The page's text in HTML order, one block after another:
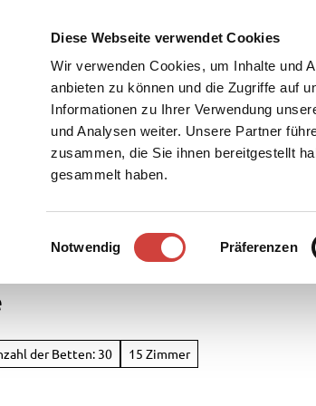
Diese Webseite verwendet Cookies
Wir verwenden Cookies, um Inhalte und
anbieten zu können und die Zugriffe auf
Informationen zu Ihrer Verwendung
und Analysen weiter. Unsere Partner
zusammen, die Sie ihnen bereitgestellt
gesammelt haben.
i
l
l
Notwendig Präferenzen
Rad
&
Übersicht
Parks
der Betten: 30 15 Zimmer